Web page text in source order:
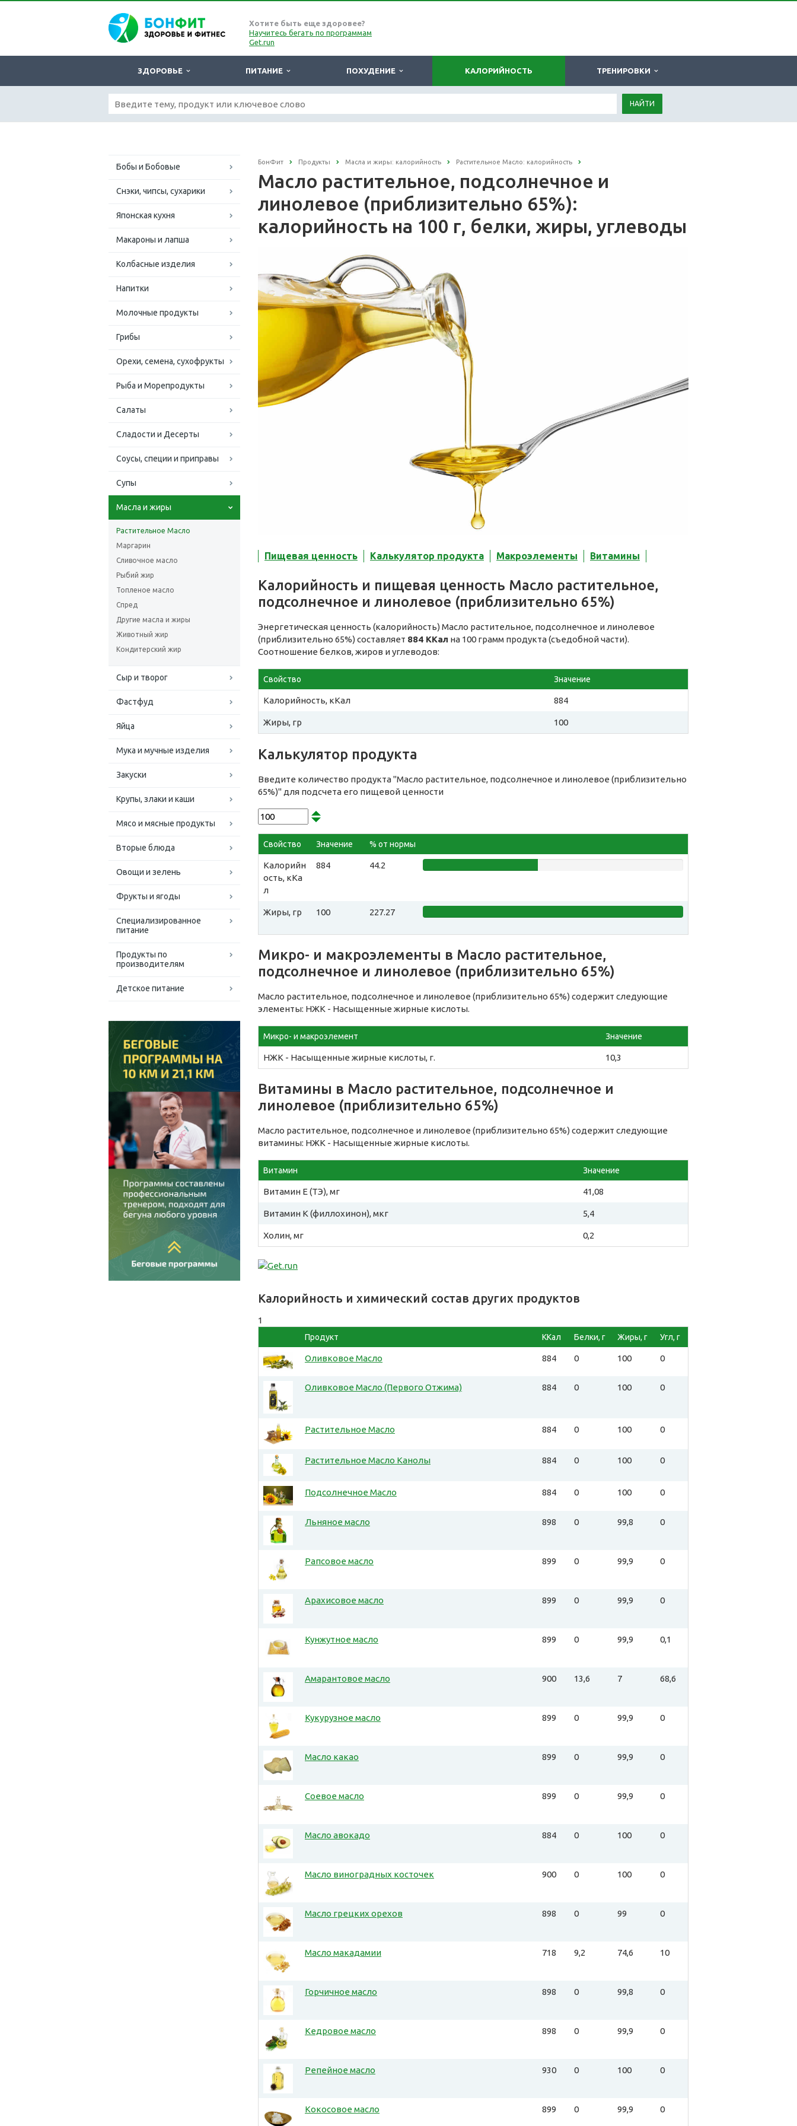
Хотите быть еще здоровее?
Научитесь бегать по программам
Get.run
ЗДОРОВЬЕ ПИТАНИЕ ПОХУДЕНИЕ КАЛОРИЙНОСТЬ ТРЕНИРОВКИ
НАЙТИ
Бобы и Бобовые
Снэки, чипсы, сухарики
Японская кухня
Макароны и лапша
Колбасные изделия
Напитки
Молочные продукты
Грибы
Орехи, семена, сухофрукты
Рыба и Морепродукты
Салаты
Сладости и Десерты
Соусы, специи и приправы
Супы
Масла и жиры
Растительное Масло
Маргарин
Сливочное масло
Рыбий жир
Топленое масло
Спред
Другие масла и жиры
Животный жир
Кондитерский жир
Сыр и творог
Фастфуд
Яйца
Мука и мучные изделия
Закуски
Крупы, злаки и каши
Мясо и мясные продукты
Вторые блюда
Овощи и зелень
Фрукты и ягоды
Специализированное
питание
Продукты по
производителям
Детское питание
БонФит Продукты Масла и жиры: калорийность Растительное Масло: калорийность
Масло растительное, подсолнечное и
линолевое (приблизительно 65%):
калорийность на 100 г, белки, жиры, углеводы
Пищевая ценность Калькулятор продукта Макроэлементы Витамины
Калорийность и пищевая ценность Масло растительное,
подсолнечное и линолевое (приблизительно 65%)
Энергетическая ценность (калорийность) Масло растительное, подсолнечное и линолевое
(приблизительно 65%) составляет 884 ККал на 100 грамм продукта (съедобной части).
Соотношение белков, жиров и углеводов:
Свойство Значение
Калорийность, кКал 884
Жиры, гр 100
Калькулятор продукта
Введите количество продукта "Масло растительное, подсолнечное и линолевое (приблизительно
65%)" для подсчета его пищевой ценности
Свойство Значение % от нормы
Калорийн
ость, кКа
л
884 44.2
Жиры, гр 100 227.27
Микро- и макроэлементы в Масло растительное,
подсолнечное и линолевое (приблизительно 65%)
Масло растительное, подсолнечное и линолевое (приблизительно 65%) содержит следующие
элементы: НЖК - Насыщенные жирные кислоты.
Микро- и макроэлемент Значение
НЖК - Насыщенные жирные кислоты, г. 10,3
Витамины в Масло растительное, подсолнечное и
линолевое (приблизительно 65%)
Масло растительное, подсолнечное и линолевое (приблизительно 65%) содержит следующие
витамины: НЖК - Насыщенные жирные кислоты.
Витамин Значение
Витамин E (ТЭ), мг 41,08
Витамин К (филлохинон), мкг 5,4
Холин, мг 0,2
Калорийность и химический состав других продуктов
1
Продукт ККал Белки, г Жиры, г Угл, г
Оливковое Масло 884 0 100 0
Оливковое Масло (Первого Отжима) 884 0 100 0
Растительное Масло 884 0 100 0
Растительное Масло Канолы 884 0 100 0
Подсолнечное Масло 884 0 100 0
Льняное масло 898 0 99,8 0
Рапсовое масло 899 0 99,9 0
Арахисовое масло 899 0 99,9 0
Кунжутное масло 899 0 99,9 0,1
Амарантовое масло 900 13,6 7 68,6
Кукурузное масло 899 0 99,9 0
Масло какао 899 0 99,9 0
Соевое масло 899 0 99,9 0
Масло авокадо 884 0 100 0
Масло виноградных косточек 900 0 100 0
Масло грецких орехов 898 0 99 0
Масло макадамии 718 9,2 74,6 10
Горчичное масло 898 0 99,8 0
Кедровое масло 898 0 99,9 0
Репейное масло 930 0 100 0
Кокосовое масло 899 0 99,9 0